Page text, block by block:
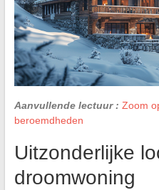
Aanvullende lectuur : Zoom
beroemdheden
Uitzonderlijke
droomwoning